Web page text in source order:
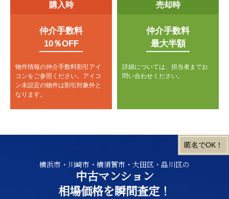
購入時
仲介手数料
10％OFF
物件情報の仲介手数料割引アイ
コンをご参照ください。 アイコ
ン未設定の物件は割引対象外と
なります。
売却時
仲介手数料
最大半額
詳細については、担当者までお
問い合わせください。
横浜市・川崎市・横須賀市・大田区・品川区の
中古マンション
相場価格を瞬間査定！